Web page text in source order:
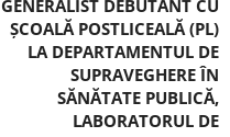
GENERALIST DEBUTANT CU
ȘCOALĂ POSTLICEALĂ (PL)
LA DEPARTAMENTUL DE
SUPRAVEGHERE ÎN
SĂNĂTATE PUBLICĂ,
LABORATORUL DE